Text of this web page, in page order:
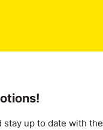
up to date with the